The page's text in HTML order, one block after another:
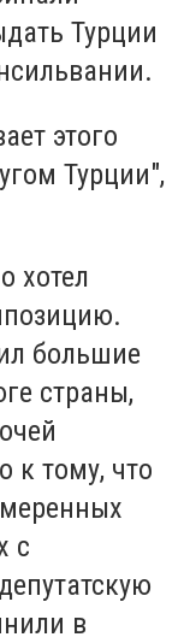
Турции
этого
Турции",
хотел
большие
страны,
к тому, что
с
в